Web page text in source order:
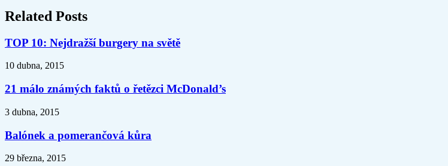
Related Posts
TOP 10: Nejdražší burgery na světě
10 dubna, 2015
21 málo známých faktů o řetězci McDonald’s
3 dubna, 2015
Balónek a pomerančová kůra
29 března, 2015